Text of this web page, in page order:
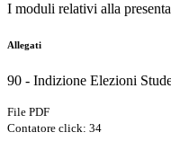
I moduli relativi alla
Allegati
90 - Indizione Elezioni
File PDF
Contatore click: 34